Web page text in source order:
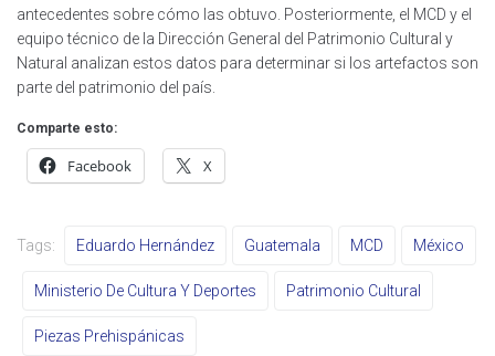
antecedentes sobre cómo las obtuvo. Posteriormente, el MCD y el
equipo técnico de la Dirección General del Patrimonio Cultural y
Natural analizan estos datos para determinar si los artefactos son
parte del patrimonio del país.
Comparte esto:
Facebook X
Tags: Eduardo Hernández Guatemala MCD México
Ministerio De Cultura Y Deportes Patrimonio Cultural
Piezas Prehispánicas